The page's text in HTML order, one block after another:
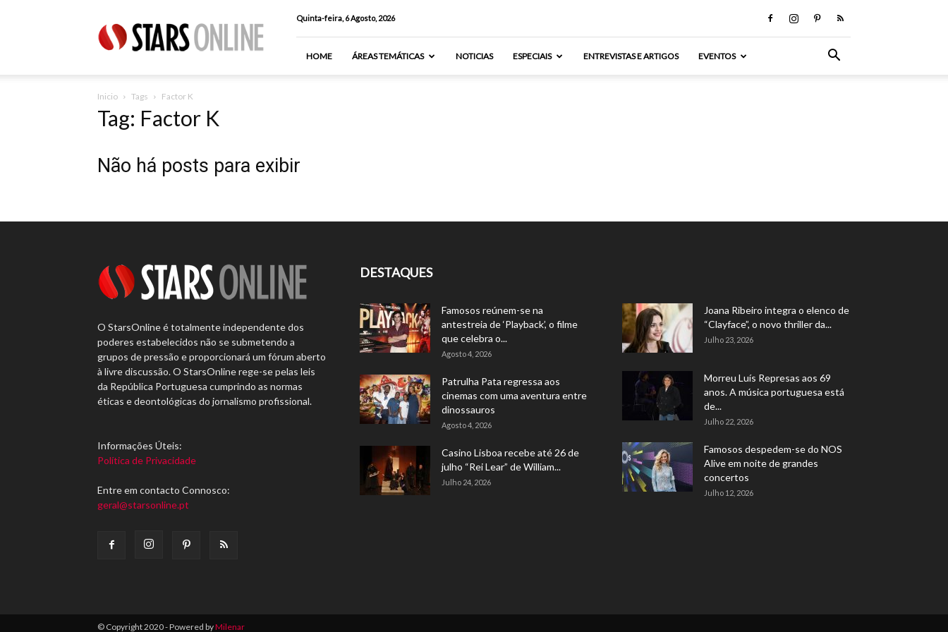
Online
Quinta-feira, 6 Agosto, 2026
HOME ÁREAS TEMÁTICAS NOTICIAS ESPECIAIS ENTREVISTAS E ARTIGOS EVENTOS
Inicio Tags Factor K
Tag: Factor K
Não há posts para exibir
O StarsOnline é totalmente independente dos
poderes estabelecidos não se submetendo a
grupos de pressão e proporcionará um fórum aberto
à livre discussão. O StarsOnline rege-se pelas leis
da República Portuguesa cumprindo as normas
éticas e deontológicas do jornalismo profissional.
Informações Úteis:
Política de Privacidade
Entre em contacto Connosco:
geral@starsonline.pt
DESTAQUES
Famosos reúnem-se na
antestreia de ‘Playback’, o filme
que celebra o...
Agosto 4, 2026
Patrulha Pata regressa aos
cinemas com uma aventura entre
dinossauros
Agosto 4, 2026
Casino Lisboa recebe até 26 de
julho “Rei Lear” de William...
Julho 24, 2026
Joana Ribeiro integra o elenco de
“Clayface”, o novo thriller da...
Julho 23, 2026
Morreu Luís Represas aos 69
anos. A música portuguesa está
de...
Julho 22, 2026
Famosos despedem-se do NOS
Alive em noite de grandes
concertos
Julho 12, 2026
© Copyright 2020 - Powered byMilenar